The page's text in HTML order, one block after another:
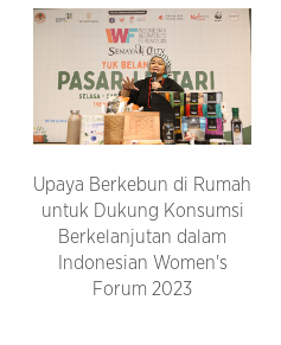
Upaya Berkebun di Rumah
untuk Dukung Konsumsi
Berkelanjutan dalam
Indonesian Women's
Forum 2023